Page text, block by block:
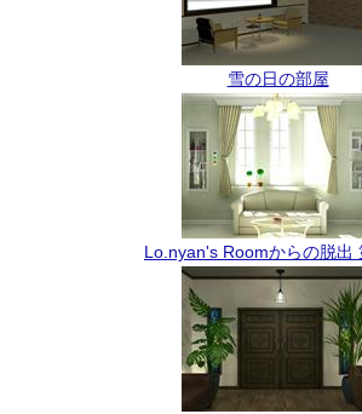
雪の日の部屋
Lo.nyan's Roomからの脱出